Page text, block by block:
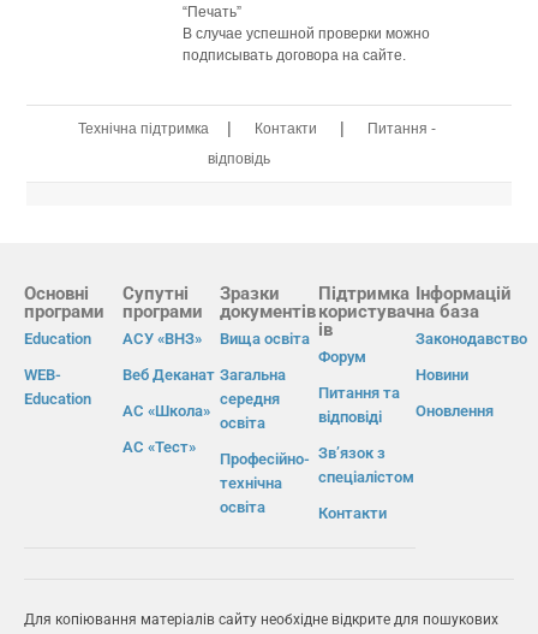
“Печать”
В случае успешной проверки можно
подписывать договора на сайте.
Технічна підтримка | Контакти |
Питання -
відповідь
Основні
програми
Education
WEB-
Education
Супутні
програми
АСУ «ВНЗ»
Веб Деканат
АС «Школа»
АС «Тест»
Зразки
документів
Вища освіта
Загальна
середня
освіта
Професійно-
технічна
освіта
Підтримка
користувач
ів
Форум
Питання та
відповіді
Зв’язок з
спеціалістом
Контакти
Інформацій
на база
Законодавство
Новини
Оновлення
Для копіювання матеріалів сайту необхідне відкрите для пошукових